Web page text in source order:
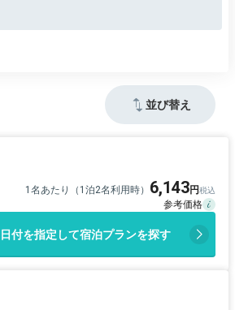
並び替え
1名あたり（1泊2名利用時） 6,143
日付を指定して宿泊プランを探す